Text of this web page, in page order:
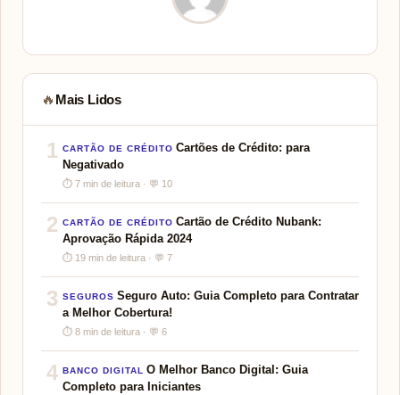
🔥 Mais Lidos
1 CARTÃO DE CRÉDITO Cartões de Crédito: para
Negativado
⏱ 7 min de leitura · 💬 10
2 CARTÃO DE CRÉDITO Cartão de Crédito Nubank:
Aprovação Rápida 2024
⏱ 19 min de leitura · 💬 7
3 SEGUROS Seguro Auto: Guia Completo para Contratar
a Melhor Cobertura!
⏱ 8 min de leitura · 💬 6
4 BANCO DIGITAL O Melhor Banco Digital: Guia
Completo para Iniciantes